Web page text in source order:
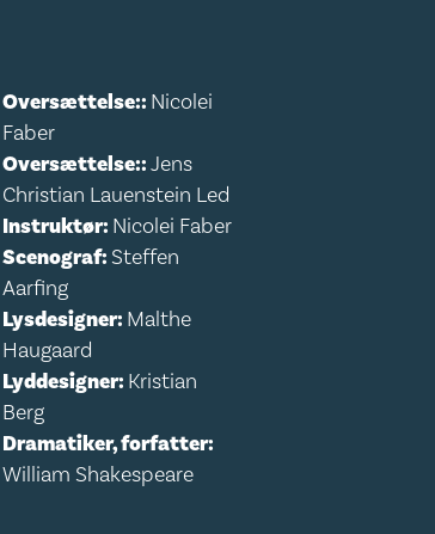
Oversættelse:: Nicolei
Faber
Oversættelse::Jens
Christian Lauenstein Led
Instruktør: Nicolei Faber
Scenograf:Steffen
Aarfing
Lysdesigner: Malthe
Haugaard
Lyddesigner: Kristian
Berg
Dramatiker, forfatter:
William Shakespeare